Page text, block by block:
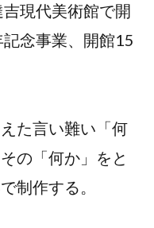
現代美術館で開
念事業、開館15
た言い難い「何
の「何か」をと
制作する。